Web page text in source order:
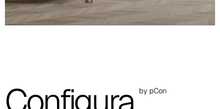
A 37F
3D Fabric (Cat. A - Tejido de poliéster)
A 3BL by pCon